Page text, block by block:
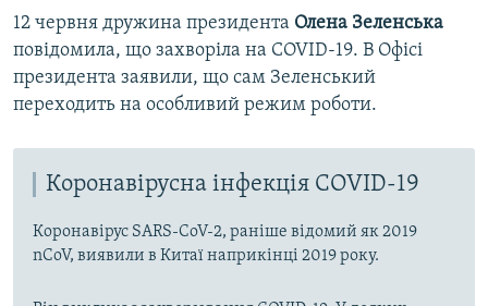
12 червня дружина президента Олена Зеленська
повідомила, що захворіла на COVID-19. В Офісі
президента заявили, що сам Зеленський
переходить на особливий режим роботи.
Коронавірусна інфекція COVID-19
Коронавірус SARS-CoV-2, раніше відомий як 2019
nCoV, виявили в Китаї наприкінці 2019 року.